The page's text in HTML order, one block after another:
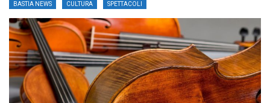
BASTIA NEWS CULTURA SPETTACOLI